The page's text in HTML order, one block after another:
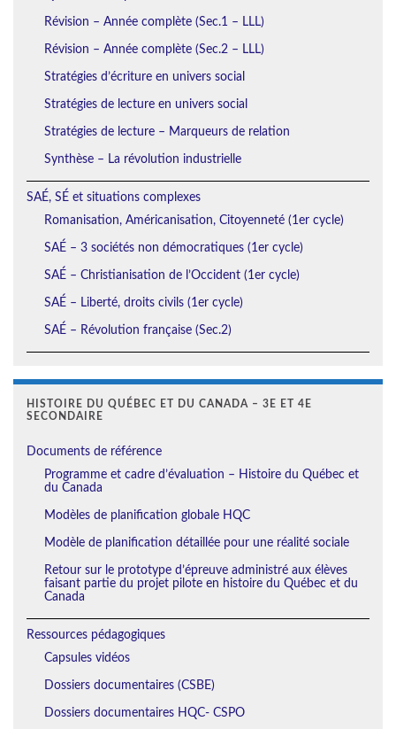
Révision – Année complète (Sec.1 – LLL)
Révision – Année complète (Sec.2 – LLL)
Stratégies d’écriture en univers social
Stratégies de lecture en univers social
Stratégies de lecture – Marqueurs de relation
Synthèse – La révolution industrielle
SAÉ, SÉ et situations complexes
Romanisation, Américanisation, Citoyenneté (1er cycle)
SAÉ – 3 sociétés non démocratiques (1er cycle)
SAÉ – Christianisation de l’Occident (1er cycle)
SAÉ – Liberté, droits civils (1er cycle)
SAÉ – Révolution française (Sec.2)
HISTOIRE DU QUÉBEC ET DU CANADA – 3E ET 4E
SECONDAIRE
Documents de référence
Programme et cadre d’évaluation – Histoire du Québec et
du Canada
Modèles de planification globale HQC
Modèle de planification détaillée pour une réalité sociale
Retour sur le prototype d’épreuve administré aux élèves
faisant partie du projet pilote en histoire du Québec et du
Canada
Ressources pédagogiques
Capsules vidéos
Dossiers documentaires (CSBE)
Dossiers documentaires HQC- CSPO